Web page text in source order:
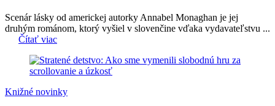
Scenár lásky od americkej autorky Annabel Monaghan je jej
druhým románom, ktorý vyšiel v slovenčine vďaka vydavateľstvu ...
Čítať viac
Knižné novinky